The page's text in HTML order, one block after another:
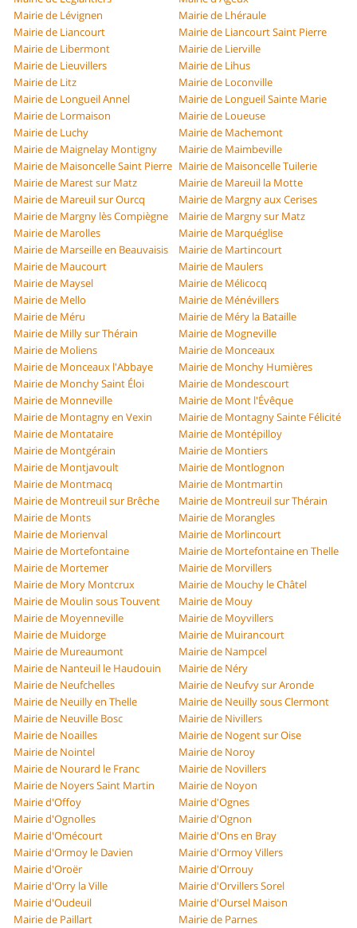
Mairie de Lévignen
Mairie de Lhéraule
Mairie de Liancourt
Mairie de Liancourt Saint Pierre
Mairie de Libermont
Mairie de Lierville
Mairie de Lieuvillers
Mairie de Lihus
Mairie de Litz
Mairie de Loconville
Mairie de Longueil Annel
Mairie de Longueil Sainte Marie
Mairie de Lormaison
Mairie de Loueuse
Mairie de Luchy
Mairie de Machemont
Mairie de Maignelay Montigny
Mairie de Maimbeville
Mairie de Maisoncelle Saint Pierre Mairie de Maisoncelle Tuilerie
Mairie de Marest sur Matz
Mairie de Mareuil la Motte
Mairie de Mareuil sur Ourcq
Mairie de Margny aux Cerises
Mairie de Margny lès Compiègne
Mairie de Margny sur Matz
Mairie de Marolles
Mairie de Marquéglise
Mairie de Marseille en Beauvaisis
Mairie de Martincourt
Mairie de Maucourt
Mairie de Maulers
Mairie de Maysel
Mairie de Mélicocq
Mairie de Mello
Mairie de Ménévillers
Mairie de Méru
Mairie de Méry la Bataille
Mairie de Milly sur Thérain
Mairie de Mogneville
Mairie de Moliens
Mairie de Monceaux
Mairie de Monceaux l'Abbaye
Mairie de Monchy Humières
Mairie de Monchy Saint Éloi
Mairie de Mondescourt
Mairie de Monneville
Mairie de Mont l'Évêque
Mairie de Montagny en Vexin
Mairie de Montagny Sainte Félicité
Mairie de Montataire
Mairie de Montépilloy
Mairie de Montgérain
Mairie de Montiers
Mairie de Montjavoult
Mairie de Montlognon
Mairie de Montmacq
Mairie de Montmartin
Mairie de Montreuil sur Brêche
Mairie de Montreuil sur Thérain
Mairie de Monts
Mairie de Morangles
Mairie de Morienval
Mairie de Morlincourt
Mairie de Mortefontaine
Mairie de Mortefontaine en Thelle
Mairie de Mortemer
Mairie de Morvillers
Mairie de Mory Montcrux
Mairie de Mouchy le Châtel
Mairie de Moulin sous Touvent
Mairie de Mouy
Mairie de Moyenneville
Mairie de Moyvillers
Mairie de Muidorge
Mairie de Muirancourt
Mairie de Mureaumont
Mairie de Nampcel
Mairie de Nanteuil le Haudouin
Mairie de Néry
Mairie de Neufchelles
Mairie de Neufvy sur Aronde
Mairie de Neuilly en Thelle
Mairie de Neuilly sous Clermont
Mairie de Neuville Bosc
Mairie de Nivillers
Mairie de Noailles
Mairie de Nogent sur Oise
Mairie de Nointel
Mairie de Noroy
Mairie de Nourard le Franc
Mairie de Novillers
Mairie de Noyers Saint Martin
Mairie de Noyon
Mairie d'Offoy
Mairie d'Ognes
Mairie d'Ognolles
Mairie d'Ognon
Mairie d'Omécourt
Mairie d'Ons en Bray
Mairie d'Ormoy le Davien
Mairie d'Ormoy Villers
Mairie d'Oroër
Mairie d'Orrouy
Mairie d'Orry la Ville
Mairie d'Orvillers Sorel
Mairie d'Oudeuil
Mairie d'Oursel Maison
Mairie de Paillart
Mairie de Parnes